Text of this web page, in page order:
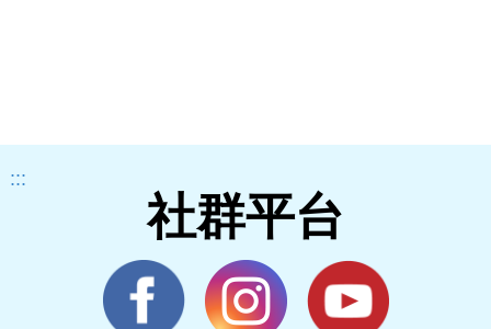
:::
社群平台